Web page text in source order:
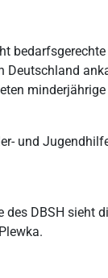
Deutschland
und
des DBSH sieht